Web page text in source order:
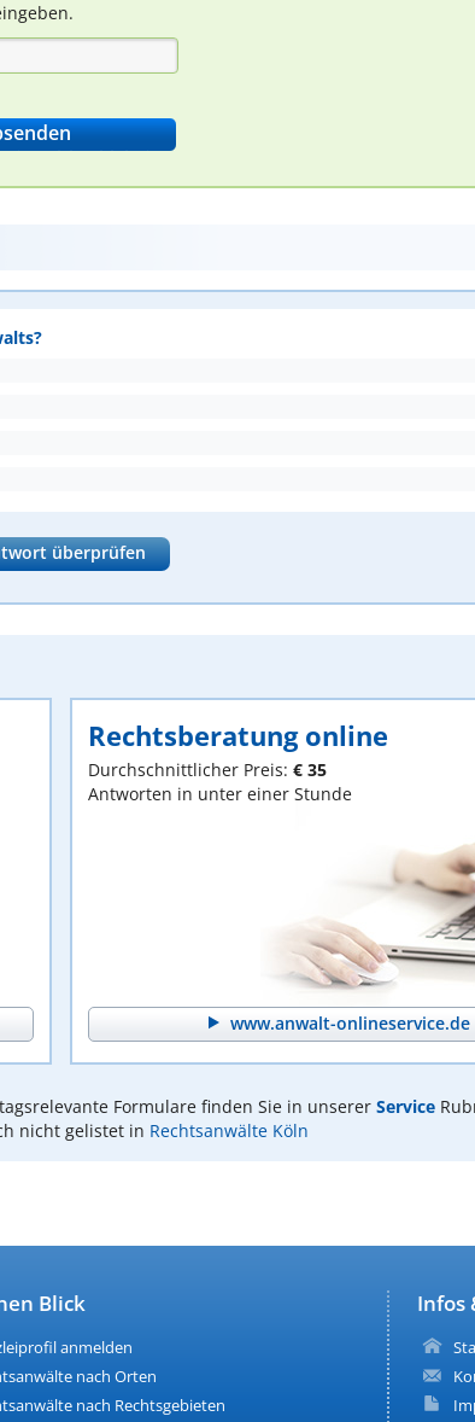
überprüfen
Rechtsberatung online
Durchschnittlicher Preis: € 35
Antworten in unter einer Stunde
www.anwalt-onlineservice.de
Formulare finden Sie in unserer Service
nicht gelistet in Rechtsanwälte Köln
Infos
Blick
anmelden
nach Orten
nach Rechtsgebieten